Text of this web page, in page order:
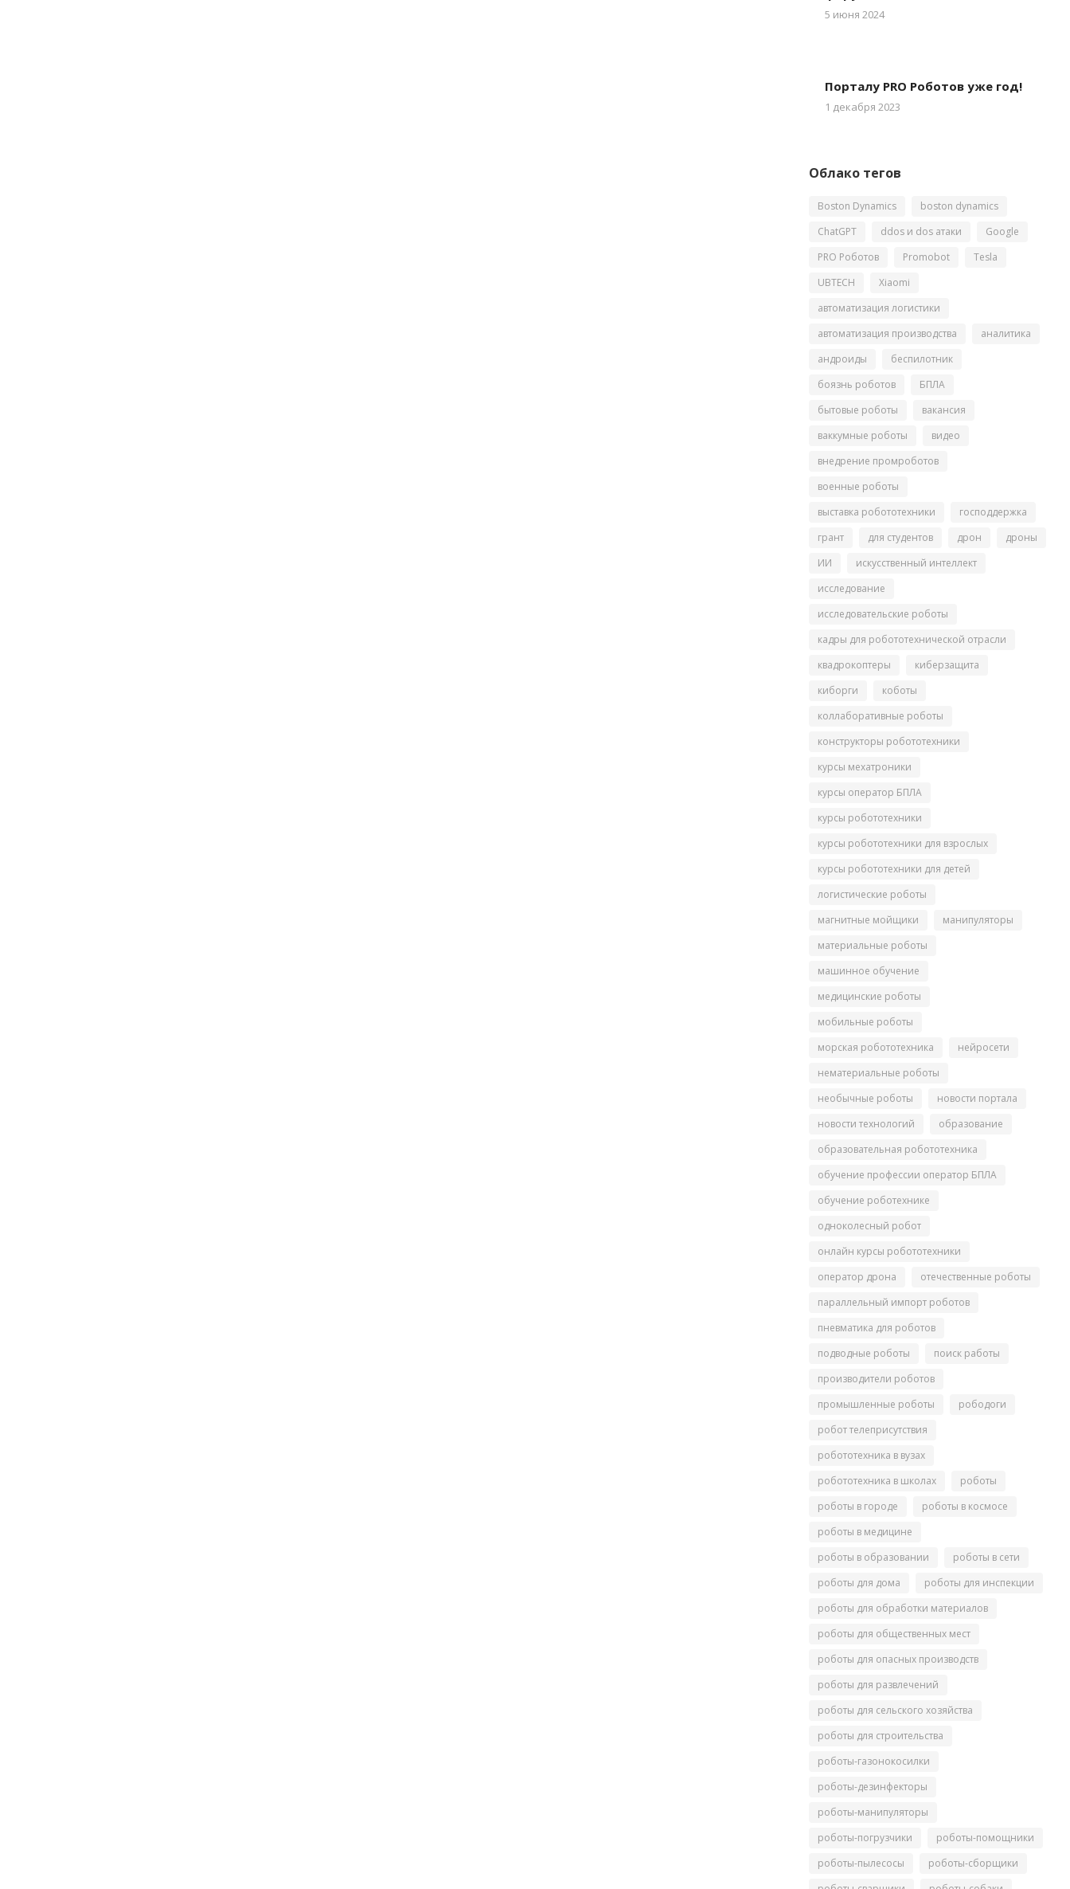
5 июня 2024
Порталу PRO Роботов уже год!
1 декабря 2023
Облако тегов
Boston Dynamics
boston dynamics
ChatGPT
ddos и dos атаки
Google
PRO Роботов
Promobot
Tesla
UBTECH
Xiaomi
автоматизация логистики
автоматизация производства
аналитика
андроиды
беспилотник
боязнь роботов
БПЛА
бытовые роботы
вакансия
ваккумные роботы
видео
внедрение промроботов
военные роботы
выставка робототехники
господдержка
грант
для студентов дрон
дроны
ИИ
искусственный интеллект
исследование
исследовательские роботы
кадры для робототехнической отрасли
квадрокоптеры
киберзащита
киборги
коботы
коллаборативные роботы
конструкторы робототехники
курсы мехатроники
курсы оператор БПЛА
курсы робототехники
курсы робототехники для взрослых
курсы робототехники для детей
логистические роботы
магнитные мойщики
манипуляторы
материальные роботы
машинное обучение
медицинские роботы
мобильные роботы
морская робототехника
нейросети
нематериальные роботы
необычные роботы
новости портала
новости технологий
образование
образовательная робототехника
обучение профессии оператор БПЛА
обучение роботехнике
одноколесный робот
онлайн курсы робототехники
оператор дрона
отечественные роботы
параллельный импорт роботов
пневматика для роботов
подводные роботы
поиск работы
производители роботов
промышленные роботы
рободоги
робот телеприсутствия
робототехника в вузах
робототехника в школах
роботы
роботы в городе
роботы в космосе
роботы в медицине
роботы в образовании
роботы в сети
роботы для дома
роботы для инспекции
роботы для обработки материалов
роботы для общественных мест
роботы для опасных производств
роботы для развлечений
роботы для сельского хозяйства
роботы для строительства
роботы-газонокосилки
роботы-дезинфекторы
роботы-манипуляторы
роботы-погрузчики
роботы-помощники
роботы-пылесосы
роботы-сборщики